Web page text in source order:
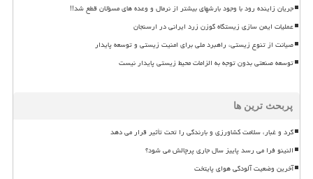
جریان زاینده رود با وجود بارشهای بیشتر از نرمال و وعده های مسؤلان قطع شد!!
عملیات ایمن سازی زیستگاه گوزن زرد ایرانی در ارسنجان
صیانت از تنوع زیستی، راهبرد ملی برای امنیت زیستی و توسعه پایدار
توسعه صنعتی بدون توجه به الزامات محیط زیستی پایدار نیست
پربحث ترین ها
گرد و غبار، سلامت کشاورزی و بارندگی را تحت تأثیر قرار می دهد
النینو فرا می رسد پاییز سال جاری پرچالش می شود؟
آخرین وضعیت آلودگی هوای پایتخت